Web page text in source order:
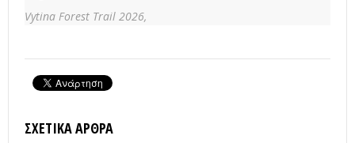
Vytina Forest Trail 2026,
ΣΧΕΤΙΚΆ ΆΡΘΡΑ